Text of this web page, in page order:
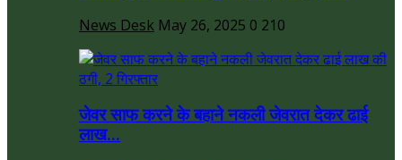
News Desk May 26, 2025 0 210
जेवर साफ करने के बहाने नकली जेवरात देकर ढाई
लाख...